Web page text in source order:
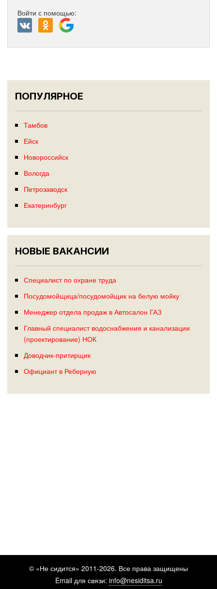
Войти с помощью:
ПОПУЛЯРНОЕ
Тамбов
Ейск
Новороссийск
Вологда
Петрозаводск
Екатеринбург
НОВЫЕ ВАКАНСИИ
Специалист по охране труда
Посудомойщица/посудомойщик на белую мойку
Менеджер отдела продаж в Автосалон ГАЗ
Главный специалист водоснабжения и канализации
(проектирование) НОК
Доводчик-притирщик
Официант в Реберную
© «Не сидится» 2011-2026. Все права защищены
Email для связи: info@nesiditsa.ru